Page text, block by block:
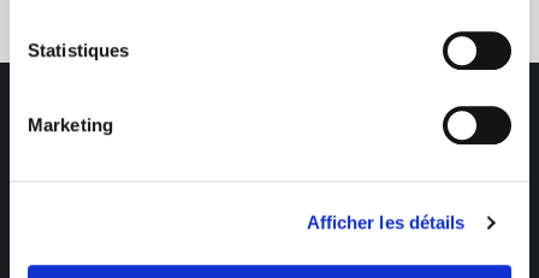
Statistiques
Marketing
Afficher les détails
Des professionnels à votre écoute